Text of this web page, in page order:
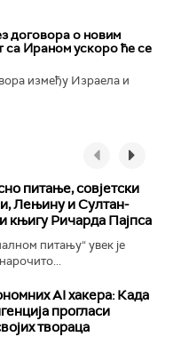
договора о новим
са Ираном ускоро ће се
између Израела и
питање, совјетски
Лењину и Султан-
књигу Ричарда Пајпса
питању“ увек је
AI хакера: Када
прогласи
твораца